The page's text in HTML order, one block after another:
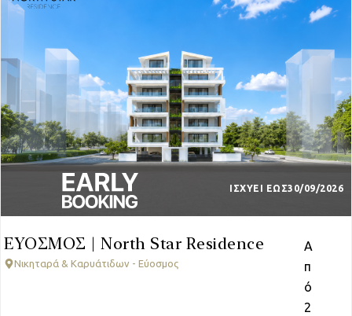
ΙΣΧΥΕΙ ΕΩΣ30/09/2026
ΕΥΟΣΜΟΣ | North Star Residence
Νικηταρά & Καρυάτιδων - Εύοσμος
Α
π
ό
2